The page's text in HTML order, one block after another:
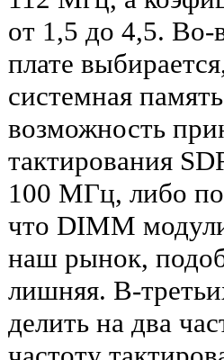
от 1,5 до 4,5.
плате
системная
возможность
тактирования
100 МГц, либо по
что DIMM
наш рынок,
лишняя. В-
делить на два